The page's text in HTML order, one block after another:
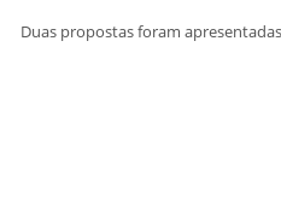
Duas propostas foram